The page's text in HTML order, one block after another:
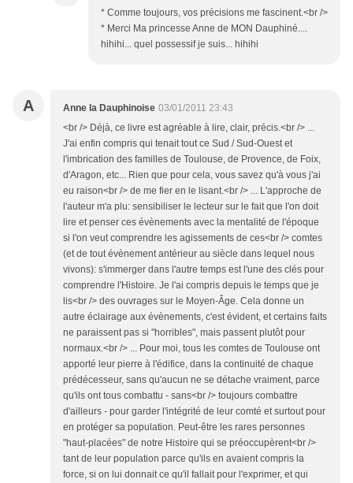
* Comme toujours, vos précisions me fascinent.<br />
* Merci Ma princesse Anne de MON Dauphiné....
hihihi... quel possessif je suis... hihihi
A Anne la Dauphinoise 03/01/2011 23:43
<br /> Déjà, ce livre est agréable à lire, clair, précis.<br /> ...
J'ai enfin compris qui tenait tout ce Sud / Sud-Ouest et
l'imbrication des familles de Toulouse, de Provence, de Foix,
d'Aragon, etc... Rien que pour cela, vous savez qu'à vous j'ai
eu raison<br /> de me fier en le lisant.<br /> ... L'approche de
l'auteur m'a plu: sensibiliser le lecteur sur le fait que l'on doit
lire et penser ces évènements avec la mentalité de l'époque
si l'on veut comprendre les agissements de ces<br /> comtes
(et de tout évènement antérieur au siècle dans lequel nous
vivons): s'immerger dans l'autre temps est l'une des clés pour
comprendre l'Histoire. Je l'ai compris depuis le temps que je
lis<br /> des ouvrages sur le Moyen-Âge. Cela donne un
autre éclairage aux évènements, c'est évident, et certains faits
ne paraissent pas si "horribles", mais passent plutôt pour
normaux.<br /> ... Pour moi, tous les comtes de Toulouse ont
apporté leur pierre à l'édifice, dans la continuité de chaque
prédécesseur, sans qu'aucun ne se détache vraiment, parce
qu'ils ont tous combattu - sans<br /> toujours combattre
d'ailleurs - pour garder l'intégrité de leur comté et surtout pour
en protéger sa population. Peut-être les rares personnes
"haut-placées" de notre Histoire qui se préoccupèrent<br />
tant de leur population parce qu'ils en avaient compris la
force, si on lui donnait ce qu'il fallait pour l'exprimer, et qui